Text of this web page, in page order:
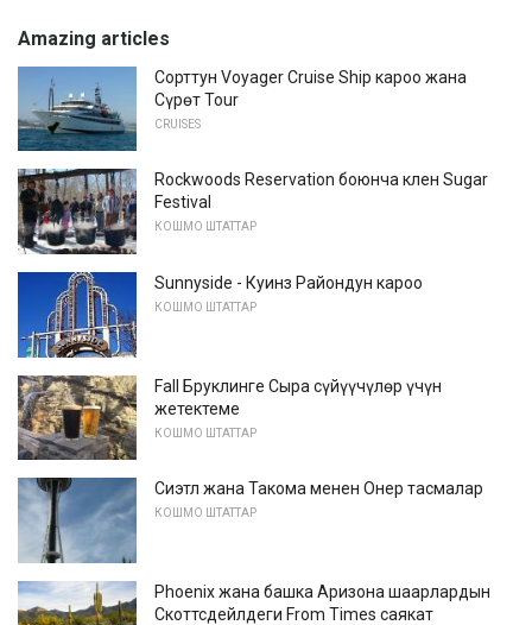
Amazing articles
Сорттун Voyager Cruise Ship кароо жана
Сүрөт Tour
CRUISES
Rockwoods Reservation боюнча клен Sugar
Festival
КОШМО ШТАТТАР
Sunnyside - Куинз Райондун кароо
КОШМО ШТАТТАР
Fall Бруклинге Сыра сүйүүчүлөр үчүн
жетектеме
КОШМО ШТАТТАР
Сиэтл жана Такома менен Онер тасмалар
КОШМО ШТАТТАР
Phoenix жана башка Аризона шаарлардын
Скоттсдейлдеги From Times саякат